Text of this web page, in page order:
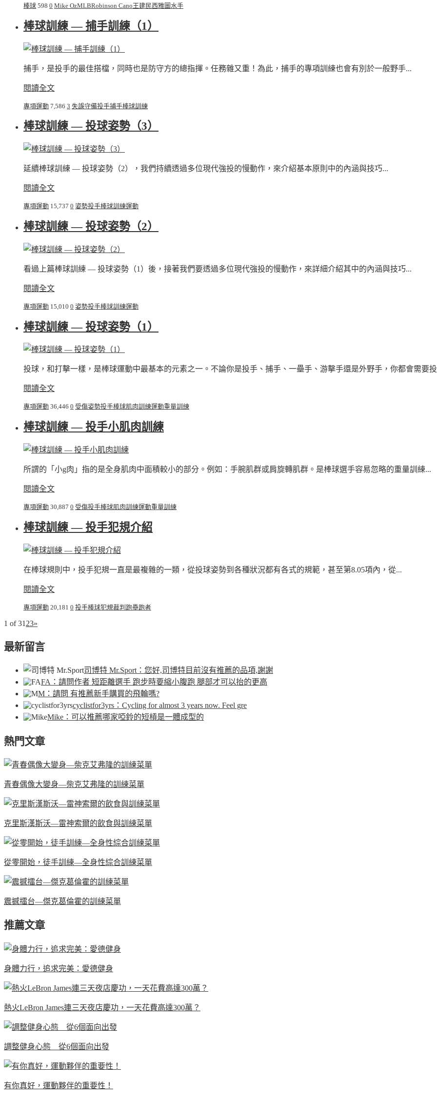
棒球 598 0 Mike OzMLBRobinson Cano王建民西雅圖水手
棒球訓練 — 捕手訓練（1）
捕手，是投手的最佳搭檔，同時也是防守方的總指揮。任務雜又重！為此，捕手的專項訓練也會有別於一般野手...
閱讀全文
專項運動 7,586 3 失誤守備投手捕手棒球訓練
棒球訓練 — 投球姿勢（3）
延續棒球訓練 — 投球姿勢（2），我們持續透過多位現代強投的慢動作，來介紹基本原則中的內涵與技巧...
閱讀全文
專項運動 15,737 0 姿勢投手棒球訓練運動
棒球訓練 — 投球姿勢（2）
看過上篇棒球訓練 — 投球姿勢（1）後，接著我們要透過多位現代強投的慢動作，來詳細介紹其中的內涵與技巧...
閱讀全文
專項運動 15,010 0 姿勢投手棒球訓練運動
棒球訓練 — 投球姿勢（1）
投球，和打擊一樣，是棒球運動中最基本的元素之一。不論你是投手、捕手、一壘手、游擊手還是外野手，你都會需要
閱讀全文
專項運動 36,446 0 受傷姿勢投手棒球肌肉訓練運動重量訓練
棒球訓練 — 投手小肌肉訓練
所謂的「小g肉」指的是全身肌肉中面積較小的部分。例如：手腕肌群或肩旋轉肌群。是棒球選手容易忽略的重量訓練...
閱讀全文
專項運動 30,887 0 受傷投手棒球肌肉訓練運動重量訓練
棒球訓練 — 投手犯規介紹
在棒球規則中，投手犯規一直是最複雜的一類，從投球姿勢到各種狀況都有各式的規範，甚至第8.05項內，從...
閱讀全文
專項運動 20,181 0 投手棒球犯規裁判跑壘跑者
1 of 31 23»
最新留言
司博特 Mr.Sport ：您好,司博特目前沒有推薦的品項,謝謝
FA ：請問作者 短距離選手 跑步時要縮小腹跑 腿部才可以抬的更高
M ：請問 有推薦新手購買的飛輪嗎?
cyclistfor3yrs ：Cycling for almost 3 years now. Feel gre
Mike ：可以推薦哪家啞鈴的短槓是一體成型的
熱門文章
青春偶像大變身—柴克艾弗隆的訓練菜單
克里斯漢斯沃—雷神索爾的飲食與訓練菜單
從零開始，徒手訓練—全身性綜合訓練菜單
震撼擂台—傑克葛倫霍的訓練菜單
推薦文章
身體力行，追求完美：愛德健身
熱火LeBron James連三天夜店慶功，一天花費高達300萬？
調整健身心態 從6個面向出發
有你真好，運動夥伴的重要性！